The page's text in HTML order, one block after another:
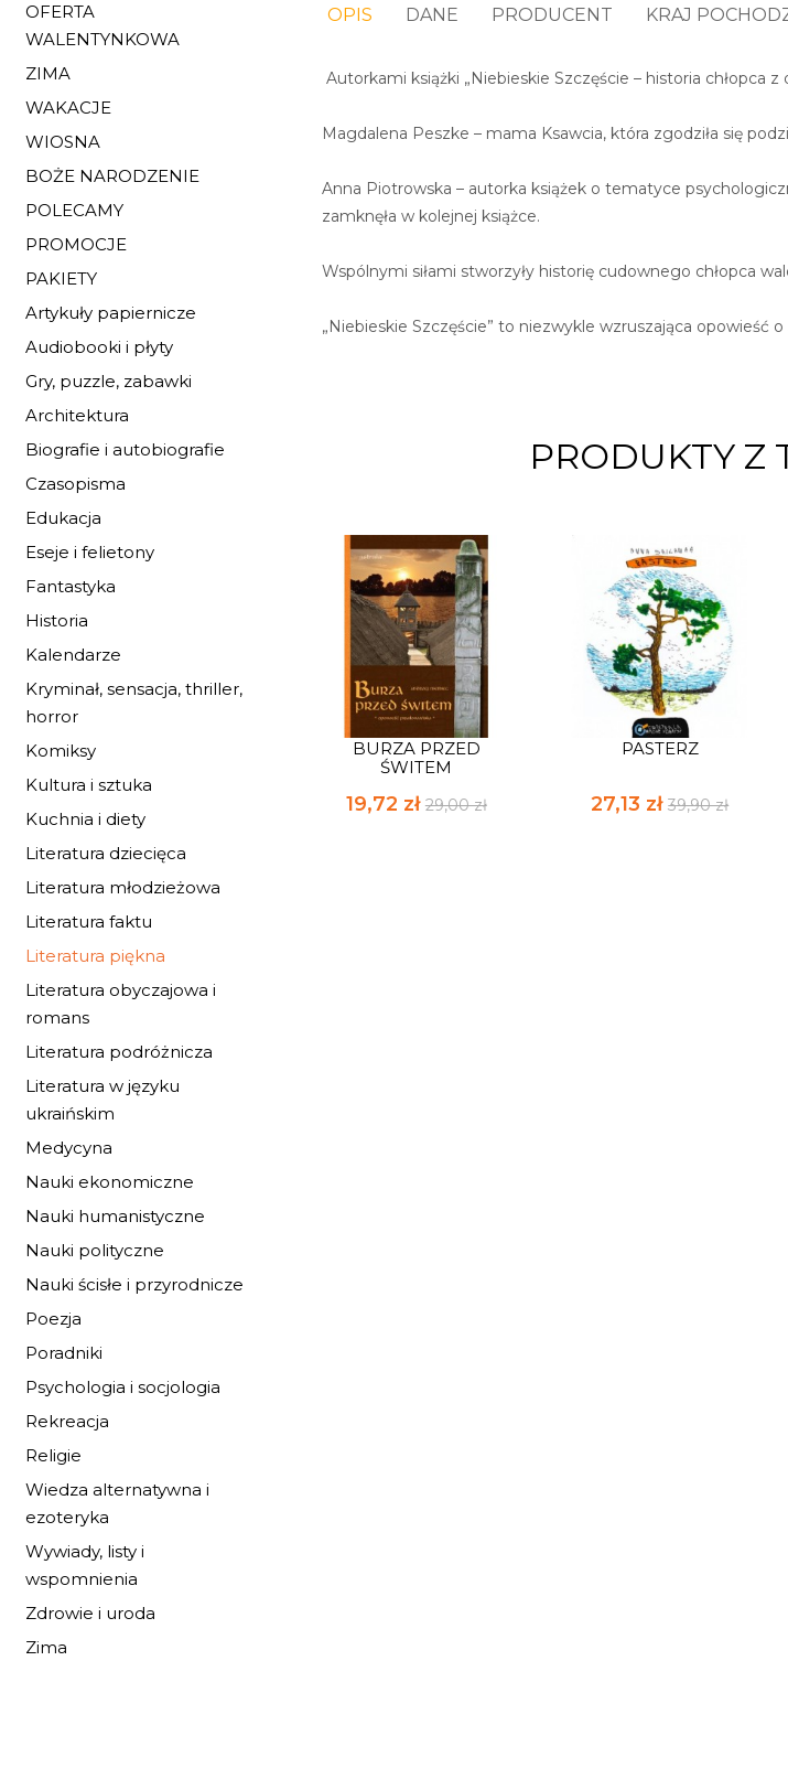
OFERTA
WALENTYNKOWA
ZIMA
WAKACJE
WIOSNA
BOŻE NARODZENIE
POLECAMY
PROMOCJE
PAKIETY
Artykuły papiernicze
Audiobooki i płyty
Gry, puzzle, zabawki
Architektura
Biografie i autobiografie
Czasopisma
Edukacja
Eseje i felietony
Fantastyka
Historia
Kalendarze
Kryminał, sensacja, thriller,
horror
Komiksy
Kultura i sztuka
Kuchnia i diety
Literatura dziecięca
Literatura młodzieżowa
Literatura faktu
Literatura piękna
Literatura obyczajowa i
romans
Literatura podróżnicza
Literatura w języku
ukraińskim
Medycyna
Nauki ekonomiczne
Nauki humanistyczne
Nauki polityczne
Nauki ścisłe i przyrodnicze
Poezja
Poradniki
Psychologia i socjologia
Rekreacja
Religie
Wiedza alternatywna i
ezoteryka
Wywiady, listy i
wspomnienia
Zdrowie i uroda
Zima
OPIS DANE PRODUCENT KRAJ
Autorkami książki „Niebieskie Szczęście – historia chłopca
Magdalena Peszke – mama Ksawcia, która zgodziła się
Anna Piotrowska – autorka książek o tematyce
zamknęła w kolejnej książce.
Wspólnymi siłami stworzyły historię cudownego chłopca
„Niebieskie Szczęście” to niezwykle wzruszająca opowieść
PRODUKTY Z
BURZA PRZED
ŚWITEM
19,72 zł 29,00 zł
PASTERZ
27,13 zł39,90 zł